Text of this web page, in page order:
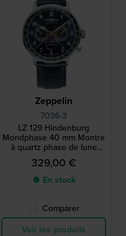
Zeppelin
7036-3
LZ 129 Hindenburg
Mondphase 40 mm Montre
à quartz phase de lune
fabriquée en Allemagne
avec mouvement suisse
329,00 €
● En stock
Comparer
Voir les produits